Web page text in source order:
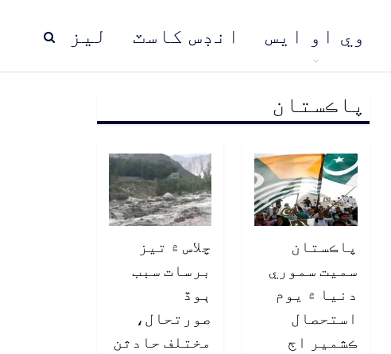
ليز انڊس کاسٽ وي او ايس
پاڪستان مُنڍ
پاڪستان
پاڪستان
سميت سموري
دنيا ۾ يوم
استحصال
ڪشمير اڄ
چلاس ۾ تيز
برسات سبب
ٻوڏ
صورتحال،
مختلف حادثن